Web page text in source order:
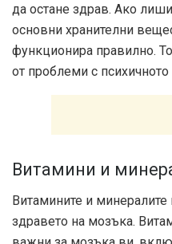
да остане здрав. Ако
основни хранителни
функционира правилно.
от проблеми с психичното
Витамини и
Витамините и
здравето на мозъка.